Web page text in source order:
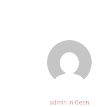
admin In Geen